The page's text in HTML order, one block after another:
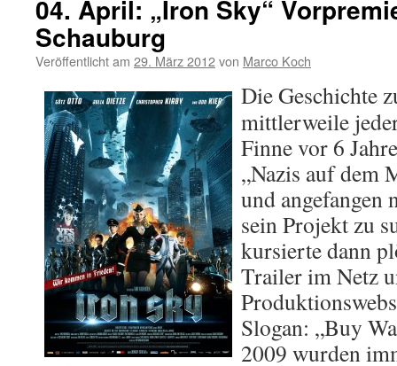
04. April: „Iron Sky“
Schauburg
Veröffentlicht am 29. März 2012von Marco Koch
Die Geschichte
mittlerweile
Finne vor 6
„Nazis auf dem
und angefangen
sein Projekt zu
kursierte dann
Trailer im Netz
Slogan: „Buy
2009 wurden